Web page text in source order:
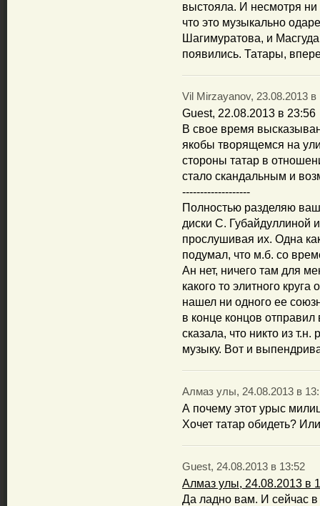
выстояла. И несмотря ни
что это музыкально
Шагимуратова, и
появились. Татары,
Vil Mirzayanov, 23.08.2013 в
Guest, 22.08.2013 в 23:56
В свое время
якобы творящемся на
стороны татар в
стало скандальным и
-------------------
Полностью разделяю
диски С. Губайдуллиной
прослушивая их. Одна
подумал, что м.б. со
Ан нет, ничего там для
какого то элитного круга
нашел ни одного ее
в конце концов отправил
сказала, что никто из
музыку. Вот и
Алмаз улы, 24.08.2013 в
А почему этот урыс
Хочет татар обидеть?
Guest, 24.08.2013 в 13:52
Алмаз улы, 24.08.2013 в
Да ладно вам. И сейчас